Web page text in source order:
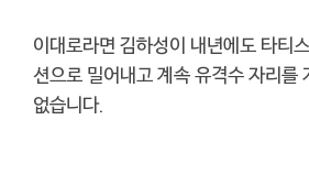
이대로라면 김하성이 내년에도 타티
션으로 밀어내고 계속 유격수 자리를
없습니다.